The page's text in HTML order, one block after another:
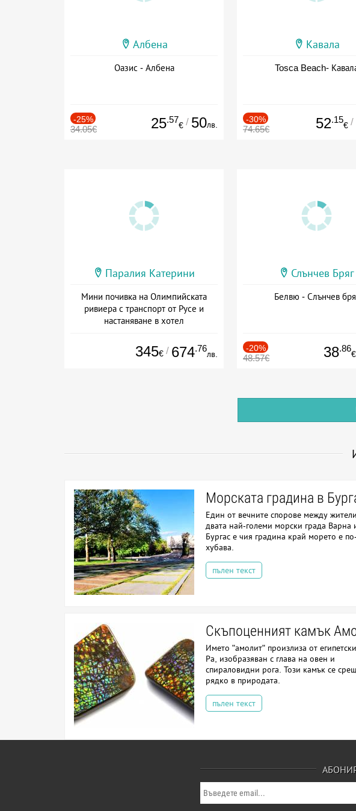
Албена
Оазис - Албена
-25%
34.05€ 25.57
€ / 50лв.
Кавала
Tosca Beach-
-30%
74.65€ 52.15
€ /
Паралия Катерини
Мини почивка на Олимпийската
ривиера с транспорт от Русе и
настаняване в хотел
345€ / 674.76
лв.
Слънчев Бряг
Белвю - Слънчев
-20%
48.57€ 38.86
€
Морската градина в
Един от вечните спорове между
двата най-големи морски града Варна
Бургас е чия градина край морето е по-
хубава.
пълен текст
Скъпоценният камък
Името "амолит" произлиза от
Ра, изобразяван с глава на овен и
спираловидни рога. Този камък се
рядко в природата.
пълен текст